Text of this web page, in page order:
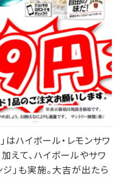
はハイボール・レモンサワ
えて、ハイボールやサワ
」も実施。大吉が出たら